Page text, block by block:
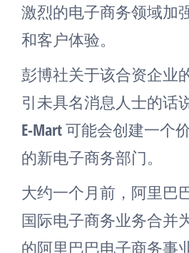
激烈的电子商务领域加
和客户体验。
彭博社关于该合资企业
引未具名消息人士的话
E-Mart 可能会创建一个
的新电子商务部门。
大约一个月前，阿里巴
国际电子商务业务合并
的阿里巴巴电子商务事